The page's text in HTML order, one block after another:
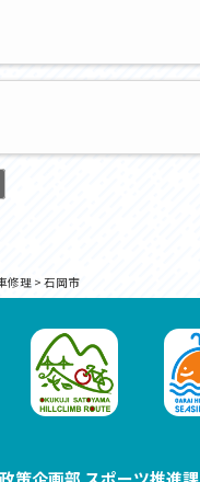
修理> 石岡市